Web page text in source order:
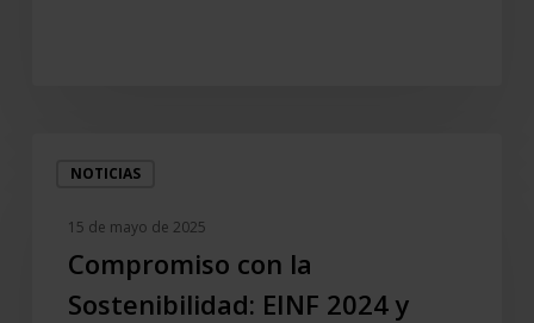
NOTICIAS
Sostenibilidad:
15 de mayo de 2025
Compromiso con la
Sostenibilidad: EINF 2024 y